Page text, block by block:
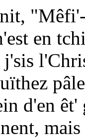
en
d'en